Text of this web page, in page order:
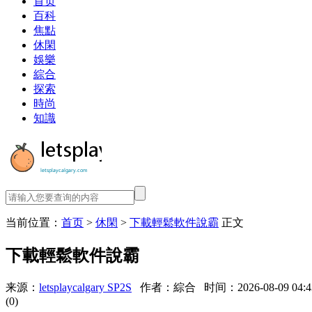
百科
焦點
休閑
娛樂
綜合
探索
時尚
知識
当前位置： 首页 > 休閑 > 下載輕鬆軟件說霸 正文
下載輕鬆軟件說霸
来源： letsplaycalgary SP2S 作者：綜合
时间：2026-08-09
(0)